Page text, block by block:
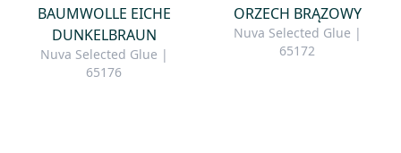
BAUMWOLLE EICHE
DUNKELBRAUN
Nuva Selected Glue |
65176
ORZECH BRĄZOWY
Nuva Selected Glue |
65172